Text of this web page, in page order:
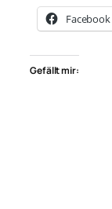
Facebook
Gefällt mir: